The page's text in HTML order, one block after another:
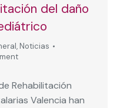
del daño
, Noticias
Rehabilitación
Valencia han